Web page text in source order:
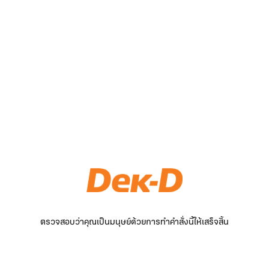
ตรวจสอบว่าคุณเป็นมนุษย์ด้วยการทำคำสั่งนี้ให้เสร็จสิ้น